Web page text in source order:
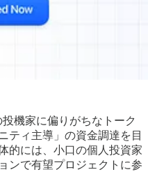
機家に偏りがちなトーク
ティ主導」の資金調達を目
的には、小口の個人投資家
ンで有望プロジェクトに参